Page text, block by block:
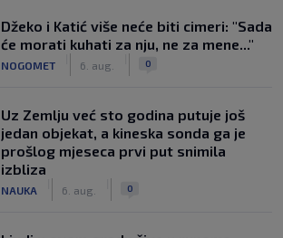
Džeko i Katić više neće biti cimeri: "Sada
će morati kuhati za nju, ne za mene..."
NOGOMET 6. aug. 0
Uz Zemlju već sto godina putuje još
jedan objekat, a kineska sonda ga je
prošlog mjeseca prvi put snimila
izbliza
NAUKA 6. aug. 0